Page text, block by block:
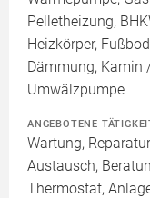
Pelletheizung,
Heizkörper,
Dämmung, Kamin
Umwälzpumpe
ANGEBOTENE
Wartung,
Austausch,
Thermostat,